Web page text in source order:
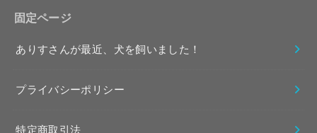
固定ページ
ありすさんが最近、犬を飼いました！
プライバシーポリシー
特定商取引法